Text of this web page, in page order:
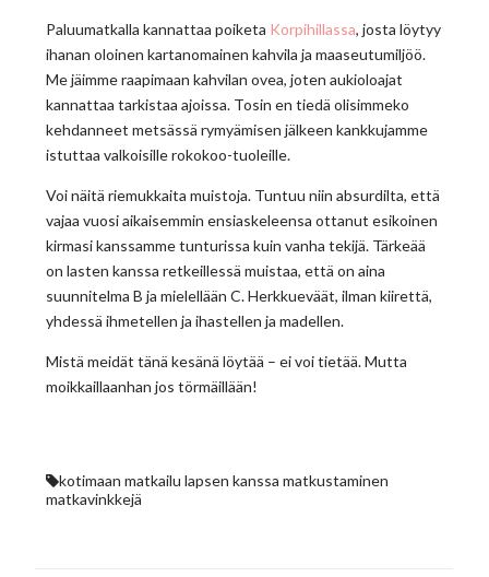
Paluumatkalla kannattaa poiketa Korpihillassa, josta löytyy
ihanan oloinen kartanomainen kahvila ja maaseutumiljöö.
Me jäimme raapimaan kahvilan ovea, joten aukioloajat
kannattaa tarkistaa ajoissa. Tosin en tiedä olisimmeko
kehdanneet metsässä rymyämisen jälkeen kankkujamme
istuttaa valkoisille rokokoo-tuoleille.
Voi näitä riemukkaita muistoja. Tuntuu niin absurdilta, että
vajaa vuosi aikaisemmin ensiaskeleensa ottanut esikoinen
kirmasi kanssamme tunturissa kuin vanha tekijä. Tärkeää
on lasten kanssa retkeillessä muistaa, että on aina
suunnitelma B ja mielellään C. Herkkueväät, ilman kiirettä,
yhdessä ihmetellen ja ihastellen ja madellen.
Mistä meidät tänä kesänä löytää – ei voi tietää. Mutta
moikkaillaanhan jos törmäillään!
kotimaan matkailu lapsen kanssa matkustaminen
matkavinkkejä